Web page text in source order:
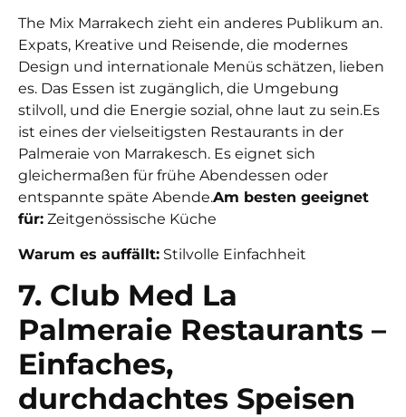
The Mix Marrakech zieht ein anderes Publikum an.
Expats, Kreative und Reisende, die modernes
Design und internationale Menüs schätzen, lieben
es. Das Essen ist zugänglich, die Umgebung
stilvoll, und die Energie sozial, ohne laut zu sein.Es
ist eines der vielseitigsten Restaurants in der
Palmeraie von Marrakesch. Es eignet sich
gleichermaßen für frühe Abendessen oder
entspannte späte Abende.Am besten geeignet
für: Zeitgenössische Küche
Warum es auffällt: Stilvolle Einfachheit
7. Club Med La
Palmeraie Restaurants –
Einfaches,
durchdachtes Speisen